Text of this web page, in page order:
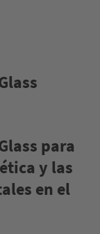
para
y las
en el